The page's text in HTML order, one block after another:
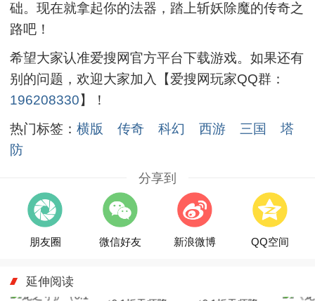
础。现在就拿起你的法器，踏上斩妖除魔的传奇之
路吧！
希望大家认准爱搜网官方平台下载游戏。如果还有
别的问题，欢迎大家加入【爱搜网玩家QQ群：
196208330】！
热门标签：横版 传奇 科幻 西游 三国
塔
防
分享到
朋友圈 微信好友 新浪微博 QQ空间
延伸阅读